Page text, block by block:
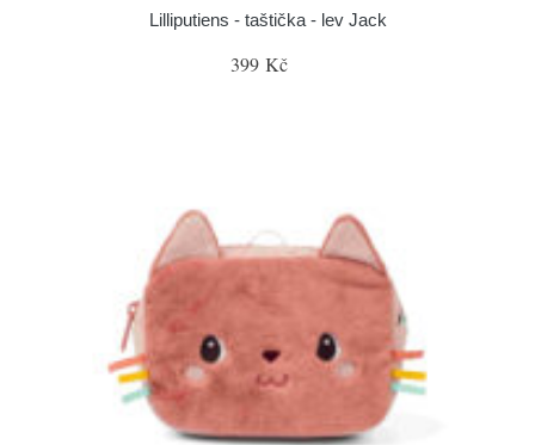
Lilliputiens - taštička - lev Jack
399 Kč